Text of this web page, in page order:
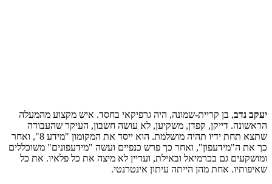
יעקב נדב, בן קריית-שמונה, היה גרפיקאי בחסד. איש מקצוע מהמעלה
הראשונה. דייקן, קפדן, משקיען, לא עושה חשבון, העיקר שהעבודה
שתצא תחת ידיו תהיה מושלמת. הוא ייסד את המקומון "מידע 8", ואחר
כך את ה"מידעפון", ואחר כך פרש כנפיים ועשה "מידעפונים" משוכללים
ומושקעים גם בכרמיאל ובאילת, ועדיין לא מיצה את כל פלאיו. את כל
שאיפותיו. אחת מהן הייתה עיתון אינטרנטי.